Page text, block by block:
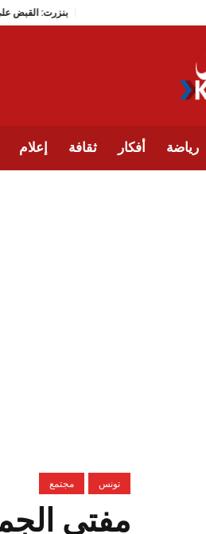
رياضة أفكار ثقافة إعلام
تونس مجتمع